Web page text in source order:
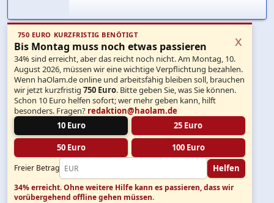
750 EURO KURZFRISTIG BENÖTIGT
Bis Montag muss noch etwas passieren
34% sind erreicht, aber das reicht noch nicht. Am Montag, 10.
August 2026, müssen wir eine wichtige Verpflichtung bezahlen.
Wenn haOlam.de online und arbeitsfähig bleiben soll, brauchen
wir jetzt kurzfristig750 Euro. Bitte geben Sie, was Sie können.
Schon 10 Euro helfen sofort; wer mehr geben kann, hilft
besonders. Fragen? redaktion@haolam.de
10 Euro
25 Euro
50 Euro 100 Euro
Freier Betrag Helfen
x
34% erreicht.Ohne weitere Hilfe kann es passieren, dass wir
vorübergehend offline gehen müssen.